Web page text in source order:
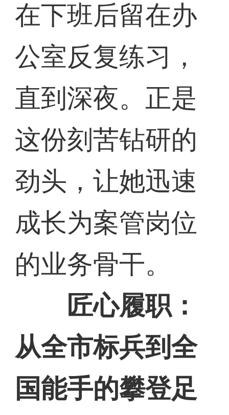
在下班后留在办
公室反复练习，
直到深夜。正是
这份刻苦钻研的
劲头，让她迅速
成长为案管岗位
的业务骨干。
匠心履职：
从全市标兵到全
国能手的攀登足